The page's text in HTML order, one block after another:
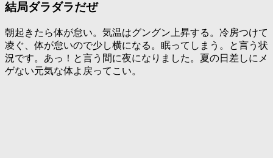
結局ダラダラだぜ
朝起きたら体が怠い。気温はグングン上昇する。冷房つけて
凌ぐ、体が怠いので少し横になる。眠ってしまう。と言う状
況です。あっ！と言う間に夜になりました。夏の日差しにメ
ゲない元気な体よ戻ってこい。